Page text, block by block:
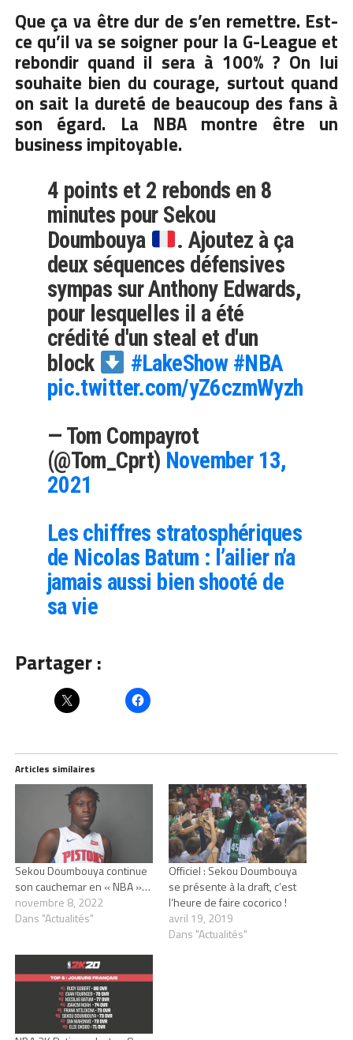
Que ça va être dur de s’en remettre. Est-
ce qu’il va se soigner pour la G-League et
rebondir quand il sera à 100% ? On lui
souhaite bien du courage, surtout quand
on sait la dureté de beaucoup des fans à
son égard. La NBA montre être un
business impitoyable.
4 points et 2 rebonds en 8
minutes pour Sekou
Doumbouya
. Ajoutez à ça
deux séquences défensives
sympas sur Anthony Edwards,
pour lesquelles il a été
crédité d'un steal et d'un
block
#LakeShow #NBA
pic.twitter.com/yZ6czmWyzh
— Tom Compayrot
(@Tom_Cprt) November 13,
2021
Les chiffres stratosphériques
de Nicolas Batum : l’ailier n’a
jamais aussi bien shooté de
sa vie
Partager :
Articles similaires
Sekou Doumbouya continue
son cauchemar en « NBA »…
novembre 8, 2022
Dans "Actualités"
Officiel : Sekou Doumbouya
se présente à la draft, c’est
l’heure de faire cocorico !
avril 19, 2019
Dans "Actualités"